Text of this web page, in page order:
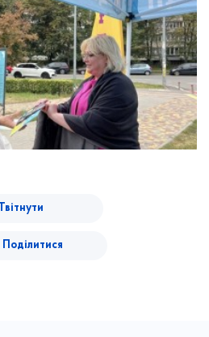
Твітнути
Поділитися